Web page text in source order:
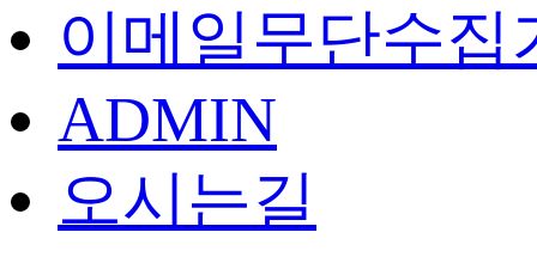
이메일무단수집
ADMIN
오시는길